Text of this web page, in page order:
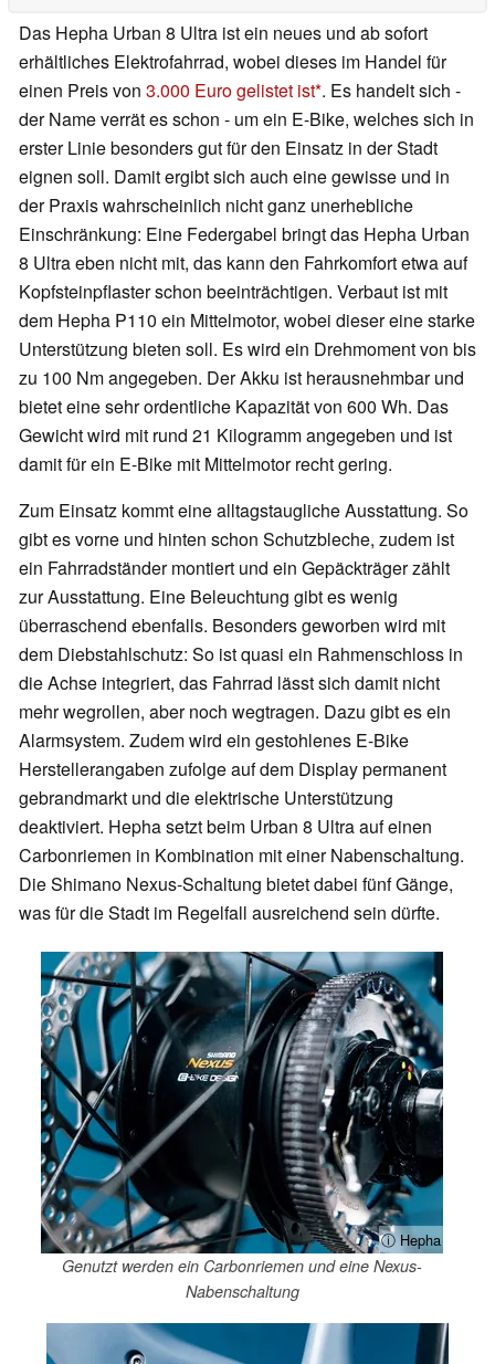
Das Hepha Urban 8 Ultra ist ein neues und ab sofort
erhältliches Elektrofahrrad, wobei dieses im Handel für
einen Preis von 3.000 Euro gelistet ist . Es handelt sich -
der Name verrät es schon - um ein E-Bike, welches sich in
erster Linie besonders gut für den Einsatz in der Stadt
eignen soll. Damit ergibt sich auch eine gewisse und in
der Praxis wahrscheinlich nicht ganz unerhebliche
Einschränkung: Eine Federgabel bringt das Hepha Urban
8 Ultra eben nicht mit, das kann den Fahrkomfort etwa auf
Kopfsteinpflaster schon beeinträchtigen. Verbaut ist mit
dem Hepha P110 ein Mittelmotor, wobei dieser eine starke
Unterstützung bieten soll. Es wird ein Drehmoment von bis
zu 100 Nm angegeben. Der Akku ist herausnehmbar und
bietet eine sehr ordentliche Kapazität von 600 Wh. Das
Gewicht wird mit rund 21 Kilogramm angegeben und ist
damit für ein E-Bike mit Mittelmotor recht gering.
Zum Einsatz kommt eine alltagstaugliche Ausstattung. So
gibt es vorne und hinten schon Schutzbleche, zudem ist
ein Fahrradständer montiert und ein Gepäckträger zählt
zur Ausstattung. Eine Beleuchtung gibt es wenig
überraschend ebenfalls. Besonders geworben wird mit
dem Diebstahlschutz: So ist quasi ein Rahmenschloss in
die Achse integriert, das Fahrrad lässt sich damit nicht
mehr wegrollen, aber noch wegtragen. Dazu gibt es ein
Alarmsystem. Zudem wird ein gestohlenes E-Bike
Herstellerangaben zufolge auf dem Display permanent
gebrandmarkt und die elektrische Unterstützung
deaktiviert. Hepha setzt beim Urban 8 Ultra auf einen
Carbonriemen in Kombination mit einer Nabenschaltung.
Die Shimano Nexus-Schaltung bietet dabei fünf Gänge,
was für die Stadt im Regelfall ausreichend sein dürfte.
ⓘ Hepha
Genutzt werden ein Carbonriemen und eine Nexus-
Nabenschaltung